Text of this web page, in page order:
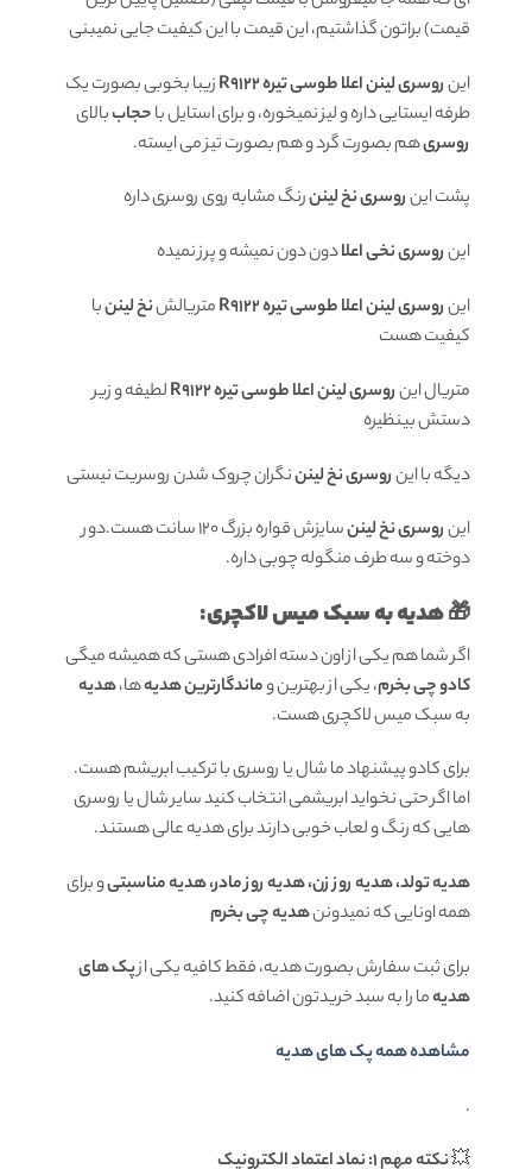
قیمت) براتون گذاشتیم، این قیمت با این کیفیت جایی نمیبنی
اینروسری لینن اعلا طوسی تیره R9122
زیبا بخوبی بصورت یک
طرفه ایستایی داره و لیز نمیخوره، و برای استایل باحجاببالای
روسریهم بصورت گرد و هم بصورت تیز می ایسته.
پشت اینروسری نخ لیننرنگ مشابه روی روسری داره
اینروسری نخی اعلادون دون نمیشه و پرز نمیده
اینروسری لینن اعلا طوسی تیره R9122 متریالشنخ لیننبا
کیفیت هست
متریال اینروسری لینن اعلا طوسی تیره R9122
لطیفه و زیر
دستش بینظیره
دیگه با اینروسری نخ لینننگران چروک شدن روسریت نیستی
اینروسری نخ لینن
سایزش قواره بزرگ 120 سانت هست.دور
دوخته و سه طرف منگوله چوبی داره.
🎁 هدیه به سبک میس لاکچری:
اگر شما هم یکی از اون دسته افرادی هستی که همیشه میگی
کادو چی بخرم، یکی از بهترین وماندگارترین هدیهها،هدیه
به سبک میس لاکچری هست.
برای کادو پیشنهاد ما شال یا روسری با ترکیب ابریشم هست.
اما اگر حتی نخواید ابریشمی انتخاب کنید سایر شال یا روسری
هایی که رنگ و لعاب خوبی دارند برای هدیه عالی هستند.
هدیه تولد، هدیه روز زن، هدیه روز مادر، هدیه مناسبتیو برای
همه اونایی که نمیدوننهدیه چی بخرم
برای ثبت سفارش بصورت هدیه، فقط کافیه یکی ازپک های
هدیهما را به سبد خریدتون اضافه کنید.
مشاهده همه پک های هدیه
.
💥نکته مهم 1: نماد اعتماد الکترونیک